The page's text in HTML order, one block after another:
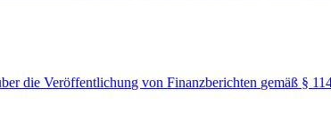
die Veröffentlichung von Finanzberichten gemäß §